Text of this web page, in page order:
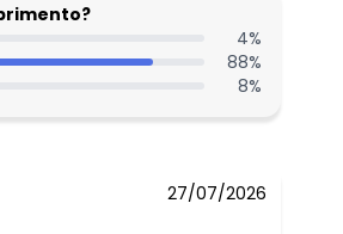
4%
88%
8%
27/07/2026